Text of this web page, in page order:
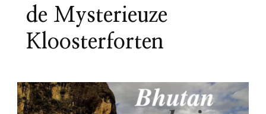
de Mysterieuze
Kloosterforten